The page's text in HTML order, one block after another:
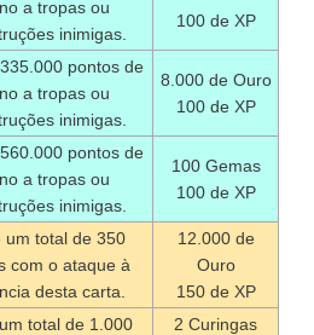
a tropas ou
inimigas.
100 de XP
pontos de
a tropas ou
inimigas.
8.000 de Ouro
100 de XP
pontos de
a tropas ou
inimigas.
100 Gemas
100 de XP
um total de 350
com o ataque à
desta carta.
12.000 de
Ouro
150 de XP
total de 1.000
2 Curingas